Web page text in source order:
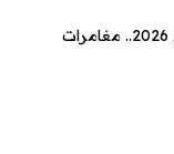
اقرأ أيضاً: أرخص 10 وجهات سفر للكنديين في 2026.. مغامرات